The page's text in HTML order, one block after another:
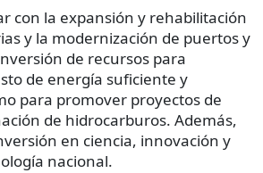
con la expansión y rehabilitación
y la modernización de puertos y
de recursos para
de energía suficiente y
para promover proyectos de
de hidrocarburos. Además,
en ciencia, innovación y
nacional.